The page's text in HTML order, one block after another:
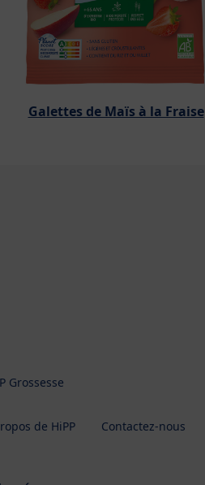
Galettes de Maïs à la Fraise
Grossesse
de HiPP Contactez-nous